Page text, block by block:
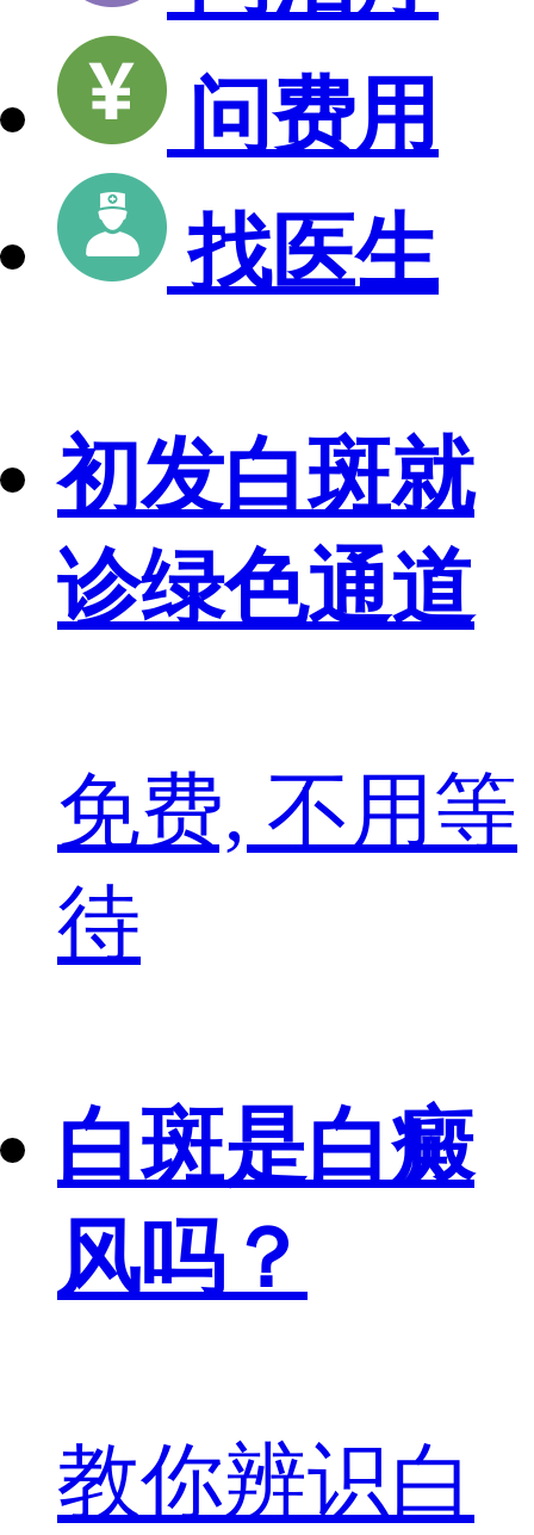
问费用
找医生
初发白斑就
诊绿色通道
免费, 不用等
待
白斑是白癜
风吗？
教你辨识白